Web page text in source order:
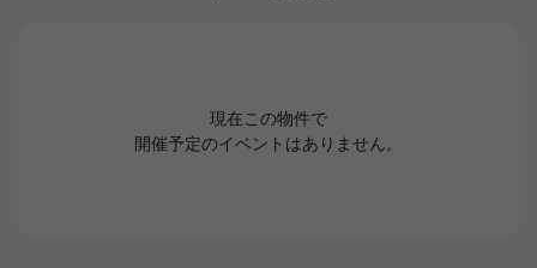
現在この物件で
開催予定のイベントはありません。